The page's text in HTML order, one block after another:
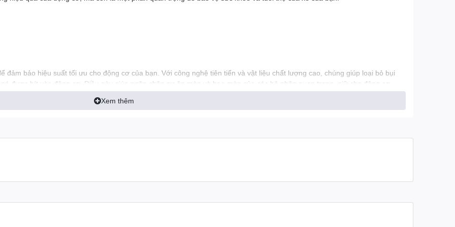
đảm bảo hiệu suất tối ưu cho động cơ của bạn. Với công nghệ tiên tiến và vật liệu chất lượng cao, chúng giúp loại bỏ bụi
được hít vào động cơ. Điều này giúp ngăn chặn sự ăn mòn và hao mòn của các bộ phận quan trọng, giữ cho động cơ
hãng Yamaha, bạn có thể yên tâm rằng động cơ của bạn luôn được bảo vệ một cách tốt nhất.
Xem thêm